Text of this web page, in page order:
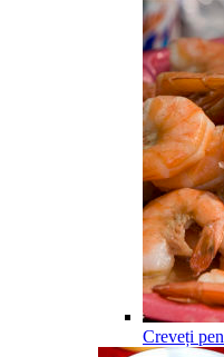
Creveți